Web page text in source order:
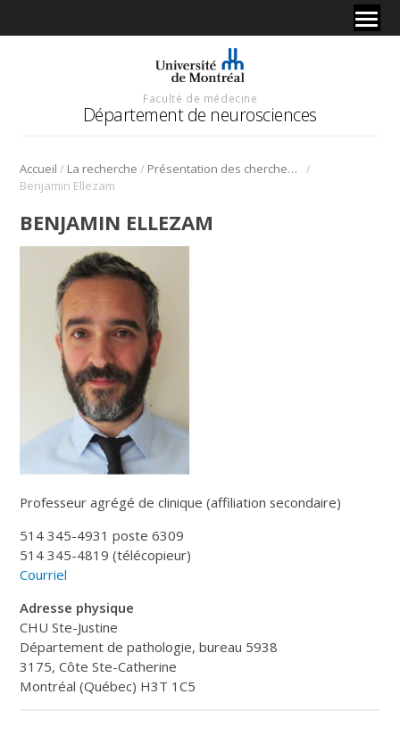
Faculté de médecine
Département de neurosciences
Accueil / La recherche / Présentation des chercheurs et de leur discipline
/
Benjamin Ellezam
BENJAMIN ELLEZAM
Professeur agrégé de clinique (affiliation secondaire)
514 345-4931 poste 6309
514 345-4819 (télécopieur)
Courriel
Adresse physique
CHU Ste-Justine
Département de pathologie, bureau 5938
3175, Côte Ste-Catherine
Montréal (Québec) H3T 1C5